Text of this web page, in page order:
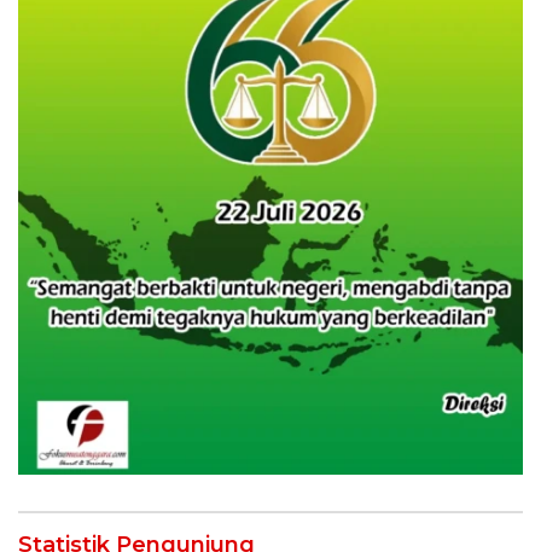
Statistik Pengunjung